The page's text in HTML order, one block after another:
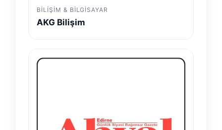
BILIŞIM & BILGISAYAR
AKG Bilişim